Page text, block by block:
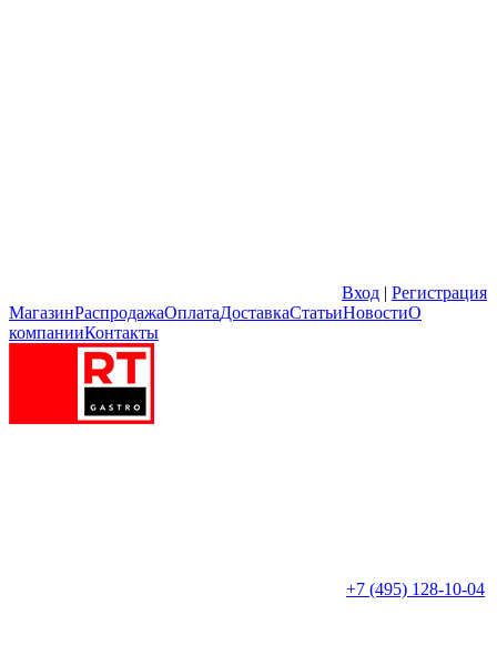
Вход | Регистрация
МагазинРаспродажаОплатаДоставкаСтатьиНовостиО
компанииКонтакты
+7 (495) 128-10-04